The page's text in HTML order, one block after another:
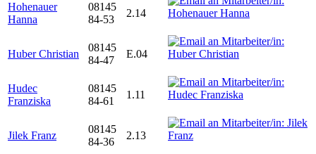
Hohenauer
Hanna
08145
84-53
2.14
Huber Christian
08145
84-47
E.04
Hudec
Franziska
08145
84-61
1.11
Jilek Franz
08145
84-36
2.13